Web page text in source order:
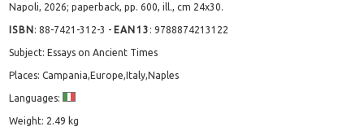
Napoli, 2026; paperback, pp. 600, ill., cm 24x30.
ISBN:88-7421-312-3 - EAN13 :9788874213122
Subject: Essays on Ancient Times
Places: Campania,Europe,Italy,Naples
Languages:
Weight: 2.49 kg